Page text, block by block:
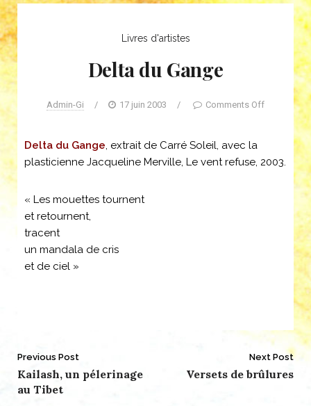
Livres d'artistes
Delta du Gange
Admin-Gi / 17 juin 2003 / Comments Off
Delta du Gange, extrait de Carré Soleil, avec la
plasticienne Jacqueline Merville, Le vent refuse, 2003.
« Les mouettes tournent
et retournent,
tracent
un mandala de cris
et de ciel »
Post
navigation
Previous Post
Kailash, un pélerinage
au Tibet
Next Post
Versets de brûlures